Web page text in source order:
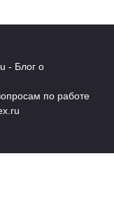
- Блог о
по работе